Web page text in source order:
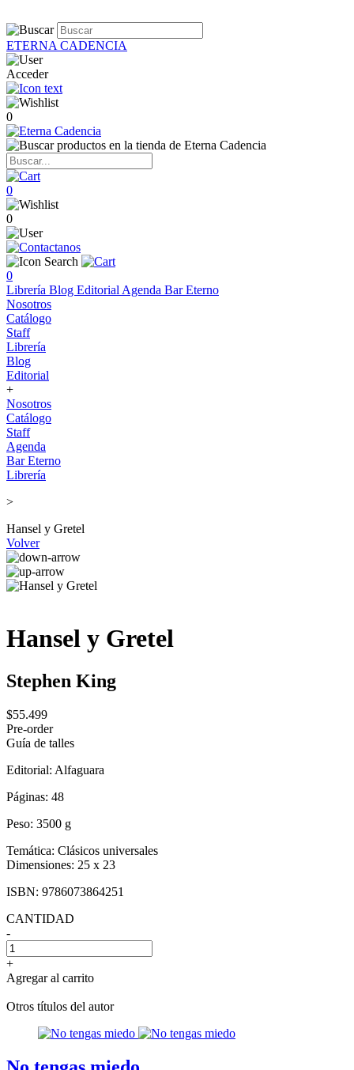
ETERNA CADENCIA
Acceder
0
0
0
0
Librería Blog Editorial Agenda Bar Eterno
Nosotros
Catálogo
Staff
Librería
Blog
Editorial
+
Nosotros
Catálogo
Staff
Agenda
Bar Eterno
Librería
>
Hansel y Gretel
Volver
Hansel y Gretel
Stephen King
$55.499
Pre-order
Guía de talles
Editorial: Alfaguara
Páginas: 48
Peso: 3500 g
Temática: Clásicos universales
Dimensiones: 25 x 23
ISBN: 9786073864251
CANTIDAD
-
+
Agregar al carrito
Otros títulos del autor